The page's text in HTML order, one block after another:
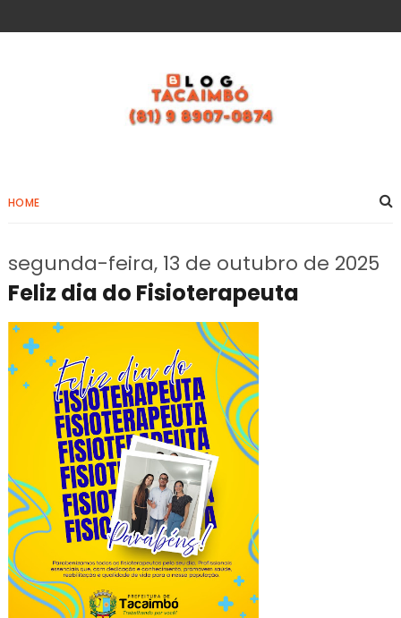
HOME
segunda-feira, 13 de outubro de 2025
Feliz dia do Fisioterapeuta